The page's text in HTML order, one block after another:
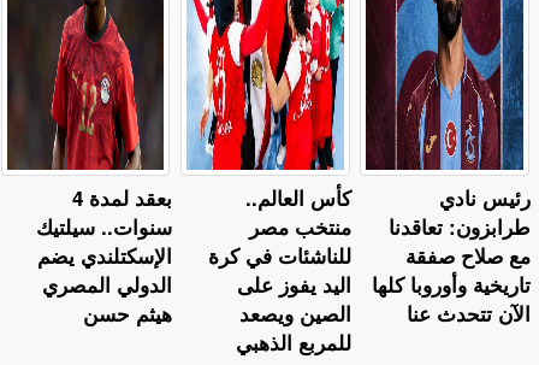
بعقد لمدة 4
سنوات.. سيلتيك
الإسكتلندي يضم
الدولي المصري
هيثم حسن
كأس العالم..
منتخب مصر
للناشئات في كرة
اليد يفوز على
الصين ويصعد
للمربع الذهبي
رئيس نادي
طرابزون: تعاقدنا
مع صلاح صفقة
تاريخية وأوروبا كلها
الآن تتحدث عنا